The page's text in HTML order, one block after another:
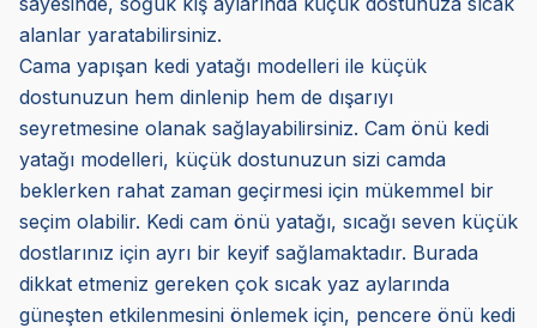
alanlar yaratabilirsiniz.
Cama yapışan kedi yatağı modelleri ile küçük
dostunuzun hem dinlenip hem de dışarıyı
seyretmesine olanak sağlayabilirsiniz. Cam önü kedi
yatağı modelleri, küçük dostunuzun sizi camda
beklerken rahat zaman geçirmesi için mükemmel bir
seçim olabilir. Kedi cam önü yatağı, sıcağı seven küçük
dostlarınız için ayrı bir keyif sağlamaktadır. Burada
dikkat etmeniz gereken çok sıcak yaz aylarında
güneşten etkilenmesini önlemek için, pencere önü kedi